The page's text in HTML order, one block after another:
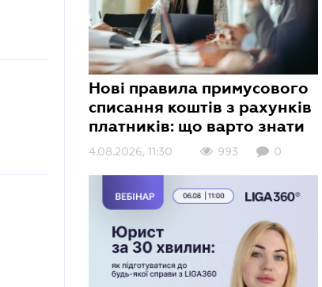
Нові правила примусового
списання коштів з рахунків
платників: що варто знати
4.08.2026, 11:30 993 0